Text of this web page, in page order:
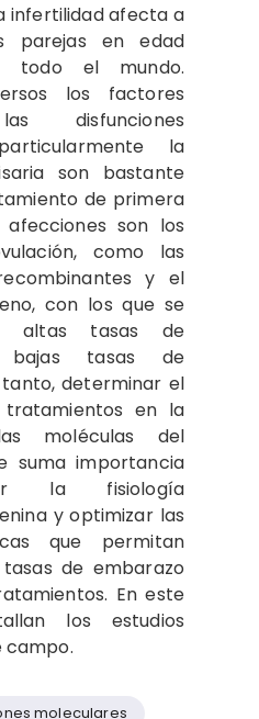
infertilidad afecta a
parejas en edad
todo el mundo.
los factores
disfunciones
la
son bastante
de primera
son los
como las
y el
con los que se
altas tasas de
bajas tasas de
determinar el
en la
moléculas del
suma importancia
la fisiología
y optimizar las
que permitan
de embarazo
En este
los estudios
campo.
moleculares